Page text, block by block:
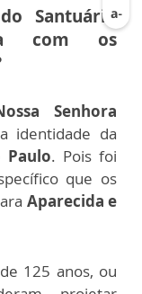
Santuário
com os
Senhora
identidade da
Paulo. Pois foi
que os
Aparecida e
125 anos, ou